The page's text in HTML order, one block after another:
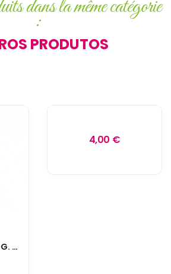
dans la même catégorie
:
PRODUTOS
BALÃO S/SH HOLOG. ORNAMENT VERDE
4,00 €